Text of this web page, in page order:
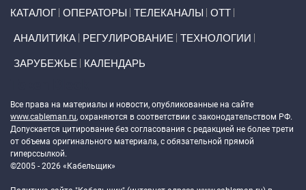
КАТАЛОГ ОПЕРАТОРЫ ТЕЛЕКАНАЛЫ ОТТ
АНАЛИТИКА РЕГУЛИРОВАНИЕ ТЕХНОЛОГИИ
ЗАРУБЕЖЬЕ КАЛЕНДАРЬ
Все права на материалы и новости, опубликованные на сайте
www.cableman.ru, охраняются в соответствии с законодательством РФ.
Допускается цитирование без согласования с редакцией не более трети
от объема оригинального материала, с обязательной прямой
гиперссылкой.
©2005 - 2026 «Кабельщик»